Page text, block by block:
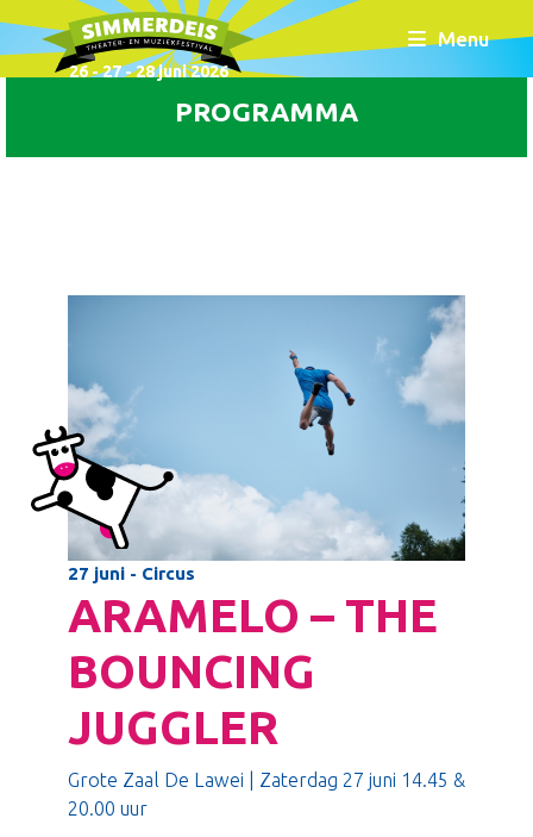
26 - 27 - 28 juni 2026
Menu
PROGRAMMA
27 juni - Circus
ARAMELO – THE
BOUNCING
JUGGLER
Grote Zaal De Lawei | Zaterdag 27 juni 14.45 &
20.00 uur